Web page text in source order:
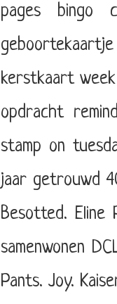
pages
bingo
geboortekaartje
kerstkaart
opdracht
stamp on
jaar getrouwd
Besotted. Eline
samenwonen
Pants. Joy.